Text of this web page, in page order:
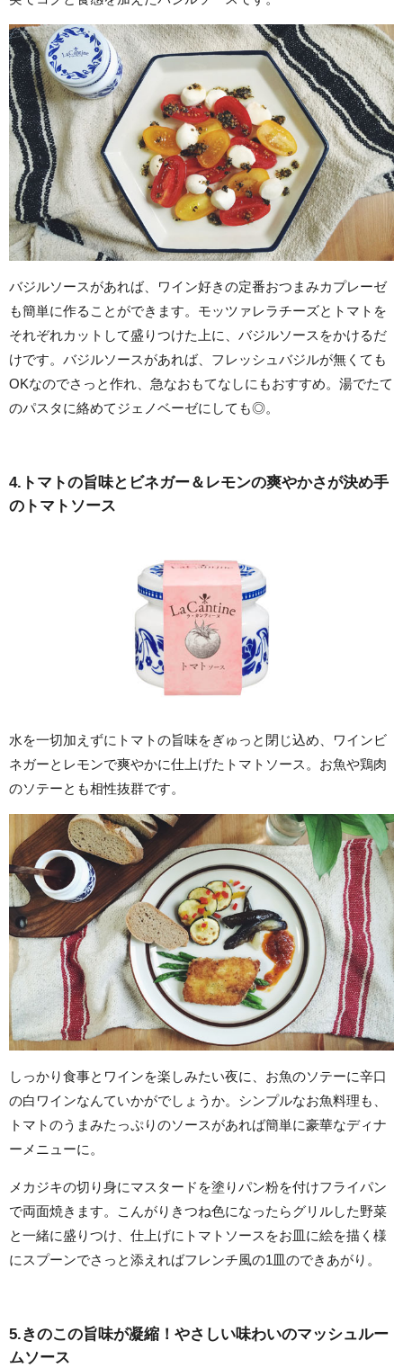
バジルソースがあれば、ワイン好きの定番おつまみカプレーゼ
も簡単に作ることができます。モッツァレラチーズとトマトを
それぞれカットして盛りつけた上に、バジルソースをかけるだ
けです。バジルソースがあれば、フレッシュバジルが無くても
OKなのでさっと作れ、急なおもてなしにもおすすめ。湯でたて
のパスタに絡めてジェノベーゼにしても◎。
4.トマトの旨味とビネガー＆レモンの爽やかさが決め手
のトマトソース
水を一切加えずにトマトの旨味をぎゅっと閉じ込め、ワインビ
ネガーとレモンで爽やかに仕上げたトマトソース。お魚や鶏肉
のソテーとも相性抜群です。
しっかり食事とワインを楽しみたい夜に、お魚のソテーに辛口
の白ワインなんていかがでしょうか。シンプルなお魚料理も、
トマトのうまみたっぷりのソースがあれば簡単に豪華なディナ
ーメニューに。
メカジキの切り身にマスタードを塗りパン粉を付けフライパン
で両面焼きます。こんがりきつね色になったらグリルした野菜
と一緒に盛りつけ、仕上げにトマトソースをお皿に絵を描く様
にスプーンでさっと添えればフレンチ風の1皿のできあがり。
5.きのこの旨味が凝縮！やさしい味わいのマッシュルー
ムソース